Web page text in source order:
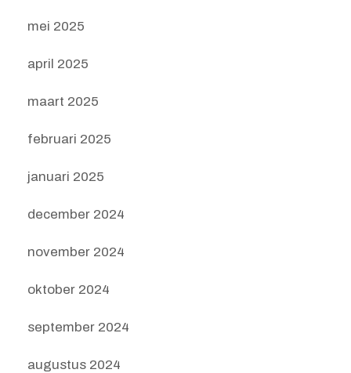
mei 2025
april 2025
maart 2025
februari 2025
januari 2025
december 2024
november 2024
oktober 2024
september 2024
augustus 2024